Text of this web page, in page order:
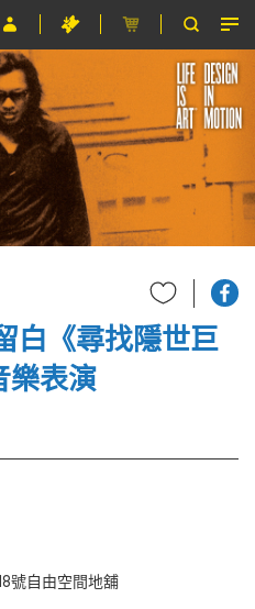
白《尋找隱世巨
樂表演
號自由空間地舖